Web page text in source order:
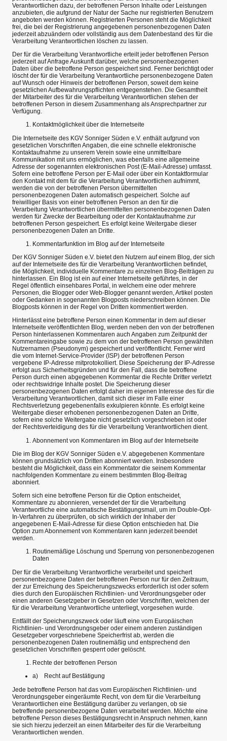
Verantwortlichen dazu, der betroffenen Person Inhalte oder Leistungen
anzubieten, die aufgrund der Natur der Sache nur registrierten Benutzern
angeboten werden können. Registrierten Personen steht die Möglichkeit
frei, die bei der Registrierung angegebenen personenbezogenen Daten
jederzeit abzuändern oder vollständig aus dem Datenbestand des für die
Verarbeitung Verantwortlichen löschen zu lassen.
Der für die Verarbeitung Verantwortliche erteilt jeder betroffenen Person
jederzeit auf Anfrage Auskunft darüber, welche personenbezogenen
Daten über die betroffene Person gespeichert sind. Ferner berichtigt oder
löscht der für die Verarbeitung Verantwortliche personenbezogene Daten
auf Wunsch oder Hinweis der betroffenen Person, soweit dem keine
gesetzlichen Aufbewahrungspflichten entgegenstehen. Die Gesamtheit
der Mitarbeiter des für die Verarbeitung Verantwortlichen stehen der
betroffenen Person in diesem Zusammenhang als Ansprechpartner zur
Verfügung.
Kontaktmöglichkeit über die Internetseite
Die Internetseite des KGV Sonniger Süden e.V. enthält aufgrund von
gesetzlichen Vorschriften Angaben, die eine schnelle elektronische
Kontaktaufnahme zu unserem Verein sowie eine unmittelbare
Kommunikation mit uns ermöglichen, was ebenfalls eine allgemeine
Adresse der sogenannten elektronischen Post (E-Mail-Adresse) umfasst.
Sofern eine betroffene Person per E-Mail oder über ein Kontaktformular
den Kontakt mit dem für die Verarbeitung Verantwortlichen aufnimmt,
werden die von der betroffenen Person übermittelten
personenbezogenen Daten automatisch gespeichert. Solche auf
freiwilliger Basis von einer betroffenen Person an den für die
Verarbeitung Verantwortlichen übermittelten personenbezogenen Daten
werden für Zwecke der Bearbeitung oder der Kontaktaufnahme zur
betroffenen Person gespeichert. Es erfolgt keine Weitergabe dieser
personenbezogenen Daten an Dritte.
Kommentarfunktion im Blog auf der Internetseite
Der KGV Sonniger Süden e.V. bietet den Nutzern auf einem Blog, der sich
auf der Internetseite des für die Verarbeitung Verantwortlichen befindet,
die Möglichkeit, individuelle Kommentare zu einzelnen Blog-Beiträgen zu
hinterlassen. Ein Blog ist ein auf einer Internetseite geführtes, in der
Regel öffentlich einsehbares Portal, in welchem eine oder mehrere
Personen, die Blogger oder Web-Blogger genannt werden, Artikel posten
oder Gedanken in sogenannten Blogposts niederschreiben können. Die
Blogposts können in der Regel von Dritten kommentiert werden.
Hinterlässt eine betroffene Person einen Kommentar in dem auf dieser
Internetseite veröffentlichten Blog, werden neben den von der betroffenen
Person hinterlassenen Kommentaren auch Angaben zum Zeitpunkt der
Kommentareingabe sowie zu dem von der betroffenen Person gewählten
Nutzernamen (Pseudonym) gespeichert und veröffentlicht. Ferner wird
die vom Internet-Service-Provider (ISP) der betroffenen Person
vergebene IP-Adresse mitprotokolliert. Diese Speicherung der IP-Adresse
erfolgt aus Sicherheitsgründen und für den Fall, dass die betroffene
Person durch einen abgegebenen Kommentar die Rechte Dritter verletzt
oder rechtswidrige Inhalte postet. Die Speicherung dieser
personenbezogenen Daten erfolgt daher im eigenen Interesse des für die
Verarbeitung Verantwortlichen, damit sich dieser im Falle einer
Rechtsverletzung gegebenenfalls exkulpieren könnte. Es erfolgt keine
Weitergabe dieser erhobenen personenbezogenen Daten an Dritte,
sofern eine solche Weitergabe nicht gesetzlich vorgeschrieben ist oder
der Rechtsverteidigung des für die Verarbeitung Verantwortlichen dient.
Abonnement von Kommentaren im Blog auf der Internetseite
Die im Blog der KGV Sonniger Süden e.V. abgegebenen Kommentare
können grundsätzlich von Dritten abonniert werden. Insbesondere
besteht die Möglichkeit, dass ein Kommentator die seinem Kommentar
nachfolgenden Kommentare zu einem bestimmten Blog-Beitrag
abonniert.
Sofern sich eine betroffene Person für die Option entscheidet,
Kommentare zu abonnieren, versendet der für die Verarbeitung
Verantwortliche eine automatische Bestätigungsmail, um im Double-Opt-
In-Verfahren zu überprüfen, ob sich wirklich der Inhaber der
angegebenen E-Mail-Adresse für diese Option entschieden hat. Die
Option zum Abonnement von Kommentaren kann jederzeit beendet
werden.
Routinemäßige Löschung und Sperrung von personenbezogenen
Daten
Der für die Verarbeitung Verantwortliche verarbeitet und speichert
personenbezogene Daten der betroffenen Person nur für den Zeitraum,
der zur Erreichung des Speicherungszwecks erforderlich ist oder sofern
dies durch den Europäischen Richtlinien- und Verordnungsgeber oder
einen anderen Gesetzgeber in Gesetzen oder Vorschriften, welchen der
für die Verarbeitung Verantwortliche unterliegt, vorgesehen wurde.
Entfällt der Speicherungszweck oder läuft eine vom Europäischen
Richtlinien- und Verordnungsgeber oder einem anderen zuständigen
Gesetzgeber vorgeschriebene Speicherfrist ab, werden die
personenbezogenen Daten routinemäßig und entsprechend den
gesetzlichen Vorschriften gesperrt oder gelöscht.
Rechte der betroffenen Person
a) Recht auf Bestätigung
Jede betroffene Person hat das vom Europäischen Richtlinien- und
Verordnungsgeber eingeräumte Recht, von dem für die Verarbeitung
Verantwortlichen eine Bestätigung darüber zu verlangen, ob sie
betreffende personenbezogene Daten verarbeitet werden. Möchte eine
betroffene Person dieses Bestätigungsrecht in Anspruch nehmen, kann
sie sich hierzu jederzeit an einen Mitarbeiter des für die Verarbeitung
Verantwortlichen wenden.